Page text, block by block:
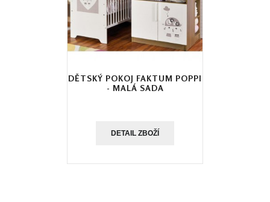
DĚTSKÝ POKOJ FAKTUM POPPI
- MALÁ SADA
DETAIL ZBOŽÍ